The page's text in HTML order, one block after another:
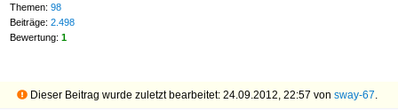
Themen: 98
Beiträge: 2.498
Bewertung: 1
Dieser Beitrag wurde zuletzt bearbeitet: 24.09.2012, 22:57 von sway-67